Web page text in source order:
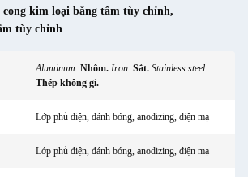
kim loại bằng tấm tùy chỉnh,
tùy chỉnh
Aluminum. Nhôm. Iron. Sắt. Stainless steel.
Thép không gỉ.
Lớp phủ điện, đánh bóng, anodizing, điện mạ
Lớp phủ điện, đánh bóng, anodizing, điện mạ